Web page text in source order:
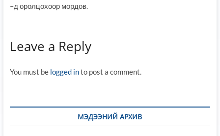
–д оролцохоор мордов.
Leave a Reply
You must be logged into post a comment.
МЭДЭЭНИЙ АРХИВ